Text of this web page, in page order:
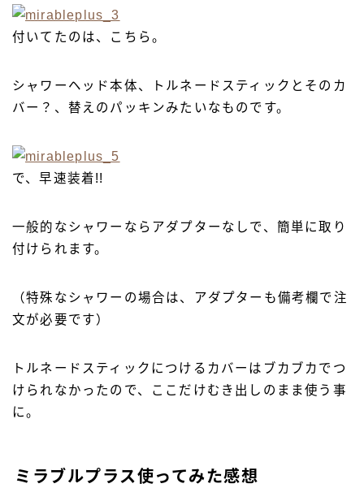
付いてたのは、こちら。
シャワーヘッド本体、トルネードスティックとそのカ
バー？、替えのパッキンみたいなものです。
で、早速装着!!
一般的なシャワーならアダプターなしで、簡単に取り
付けられます。
（特殊なシャワーの場合は、アダプターも備考欄で注
文が必要です）
トルネードスティックにつけるカバーはブカブカでつ
けられなかったので、ここだけむき出しのまま使う事
に。
ミラブルプラス使ってみた感想